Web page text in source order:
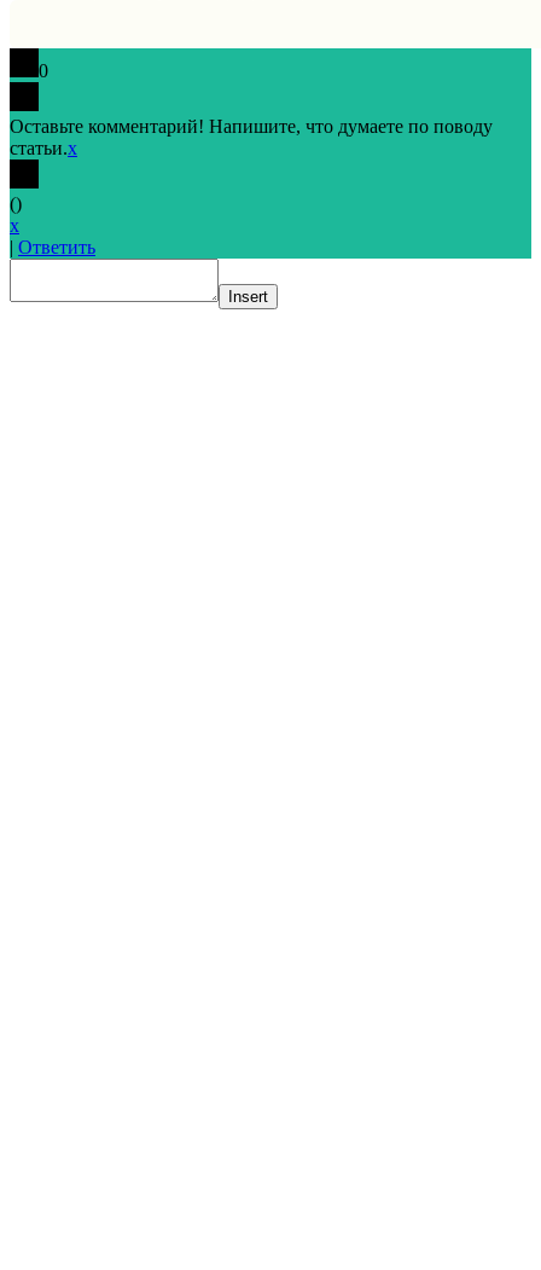
0
Оставьте комментарий! Напишите, что думаете по поводу
статьи.x
()
x
| Ответить
Insert